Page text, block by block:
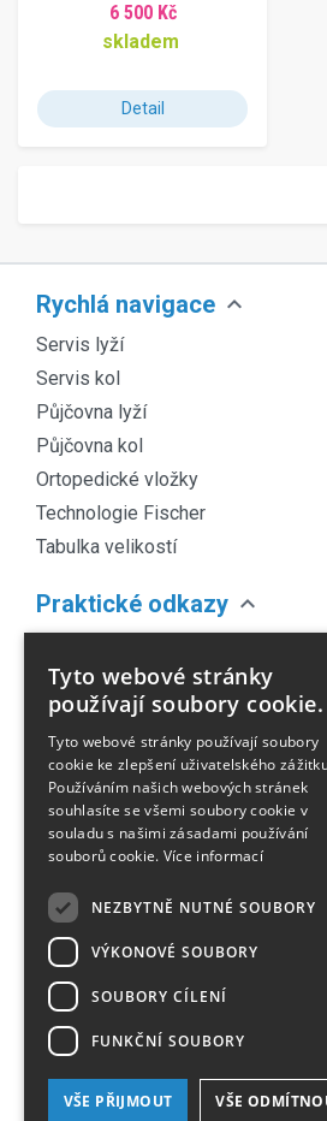
6 500 Kč
skladem
Detail
Rychlá navigace expand_more
Servis lyží
Servis kol
Půjčovna lyží
Půjčovna kol
Ortopedické vložky
Technologie Fischer
Tabulka velikostí
Praktické odkazy expand_more
Náš Blog
Obchodní podmínky
Časté dotazy
Kontakt
Pro naše zákazníky je připraven
lyžařského vybavení - sjezdové a
lyžařské a běžecké boty,
související vybavení, oblečení a
doplňků. Důležitou součástí
lyží i snowboardů na špičkových
Wintersteiger zkušenými
servisů si velmi zakládáme!
V letní sezoně se plně věnujeme
servisu kol a nabízíme veškeré
Tyto webové stránky
používají soubory cookie.
Tyto webové stránky používají soubory
cookie ke zlepšení uživatelského
Používáním našich webových stránek
souhlasíte se všemi soubory cookie v
souladu s našimi zásadami používání
souborů cookie. Více informací
NEZBYTNĚ NUTNÉ SOUBORY
VÝKONOVÉ SOUBORY
SOUBORY CÍLENÍ
FUNKČNÍ SOUBORY
VŠE PŘIJMOUT VŠE